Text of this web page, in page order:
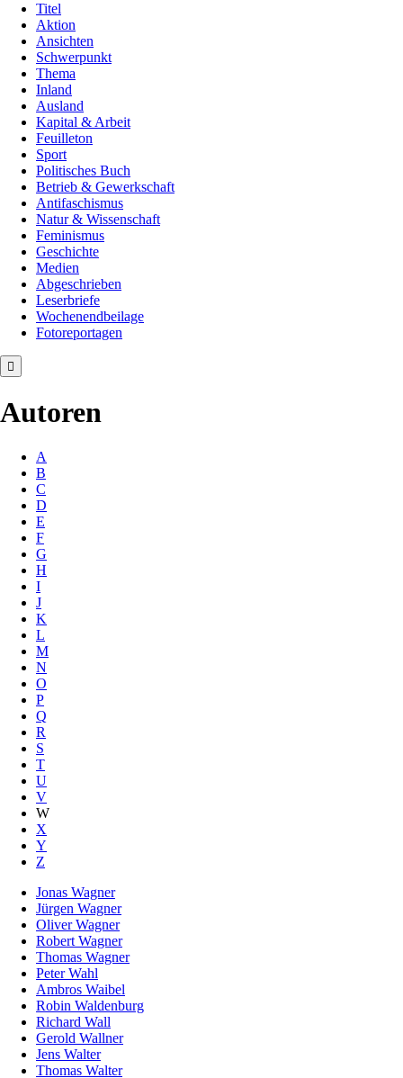
Titel
Aktion
Ansichten
Schwerpunkt
Thema
Inland
Ausland
Kapital & Arbeit
Feuilleton
Sport
Politisches Buch
Betrieb & Gewerkschaft
Antifaschismus
Natur & Wissenschaft
Feminismus
Geschichte
Medien
Abgeschrieben
Leserbriefe
Wochenendbeilage
Fotoreportagen
Autoren
A
B
C
D
E
F
G
H
I
J
K
L
M
N
O
P
Q
R
S
T
U
V
W
X
Y
Z
Jonas Wagner
Jürgen Wagner
Oliver Wagner
Robert Wagner
Thomas Wagner
Peter Wahl
Ambros Waibel
Robin Waldenburg
Richard Wall
Gerold Wallner
Jens Walter
Thomas Walter